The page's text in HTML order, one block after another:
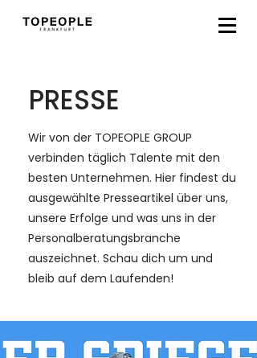
PRESSE
Wir von der TOPEOPLE GROUP
verbinden täglich Talente mit den
besten Unternehmen. Hier findest du
ausgewählte Presseartikel über uns,
unsere Erfolge und was uns in der
Personalberatungsbranche
auszeichnet. Schau dich um und
bleib auf dem Laufenden!